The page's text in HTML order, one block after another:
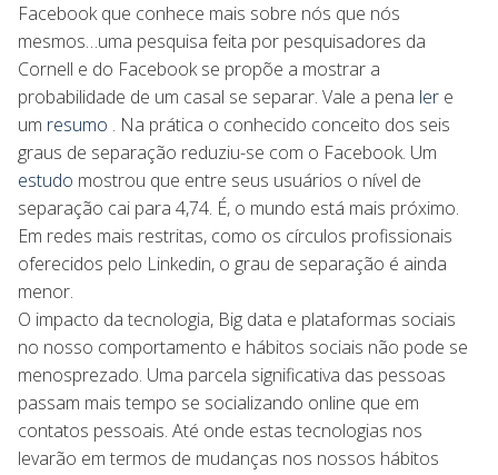
Facebook que conhece mais sobre nós que nós
mesmos…uma pesquisa feita por pesquisadores da
Cornell e do Facebook se propõe a mostrar a
probabilidade de um casal se separar. Vale a pena ler e
um resumo . Na prática o conhecido conceito dos seis
graus de separação reduziu-se com o Facebook. Um
estudo mostrou que entre seus usuários o nível de
separação cai para 4,74. É, o mundo está mais próximo.
Em redes mais restritas, como os círculos profissionais
oferecidos pelo Linkedin, o grau de separação é ainda
menor.
O impacto da tecnologia, Big data e plataformas sociais
no nosso comportamento e hábitos sociais não pode se
menosprezado. Uma parcela significativa das pessoas
passam mais tempo se socializando online que em
contatos pessoais. Até onde estas tecnologias nos
levarão em termos de mudanças nos nossos hábitos